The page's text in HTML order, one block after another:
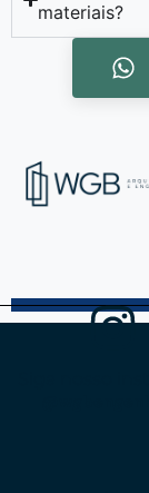
materiais?